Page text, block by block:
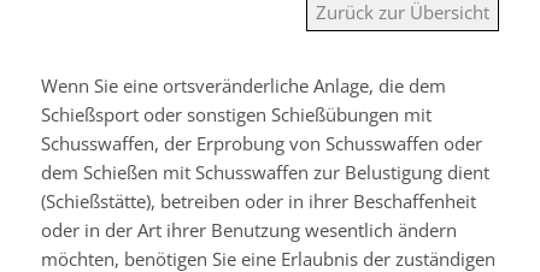
Zurück zur Übersicht
Wenn Sie eine ortsveränderliche Anlage, die dem
Schießsport oder sonstigen Schießübungen mit
Schusswaffen, der Erprobung von Schusswaffen oder
dem Schießen mit Schusswaffen zur Belustigung dient
(Schießstätte), betreiben oder in ihrer Beschaffenheit
oder in der Art ihrer Benutzung wesentlich ändern
möchten, benötigen Sie eine Erlaubnis der zuständigen